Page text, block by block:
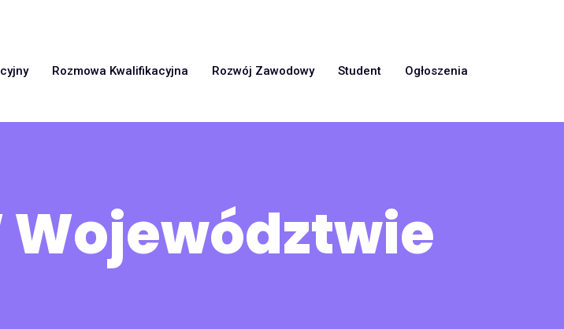
Rozmowa Kwalifikacyjna Rozwój Zawodowy Student Ogłoszenia
Województwie